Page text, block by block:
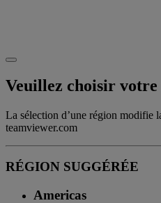
Veuillez choisir votre
La sélection d’une région modifie
teamviewer.com
RÉGION SUGGÉRÉE
Americas